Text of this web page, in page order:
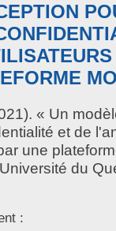
« Un
et de
une
du
: